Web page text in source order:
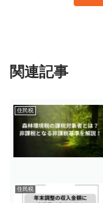
関連記事
住民税
住民税